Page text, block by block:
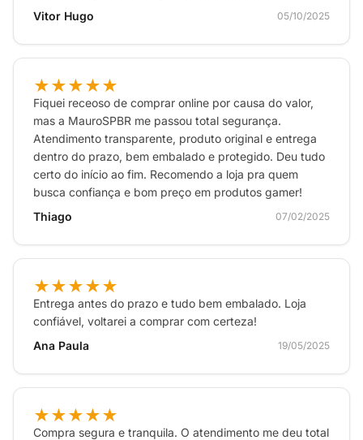
Vitor Hugo
05/10/2025
★★★★★
Fiquei receoso de comprar online por causa do valor,
mas a MauroSPBR me passou total segurança.
Atendimento transparente, produto original e entrega
dentro do prazo, bem embalado e protegido. Deu tudo
certo do início ao fim. Recomendo a loja pra quem
busca confiança e bom preço em produtos gamer!
Thiago
07/02/2025
★★★★★
Entrega antes do prazo e tudo bem embalado. Loja
confiável, voltarei a comprar com certeza!
Ana Paula
19/05/2025
★★★★★
Compra segura e tranquila. O atendimento me deu total